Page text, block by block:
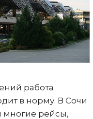
работа
в норму. В Сочи
многие рейсы,